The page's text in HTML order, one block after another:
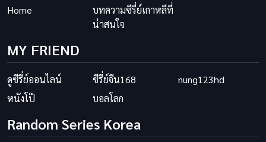
Home
บทความซีรี่ย์เกาหลีที่
น่าสนใจ
MY FRIEND
ดูซีรี่ย์ออนไลน์ ซีรี่ย์จีน168
nung123hd
หนังโป๊
บอลโลก
Random Series Korea